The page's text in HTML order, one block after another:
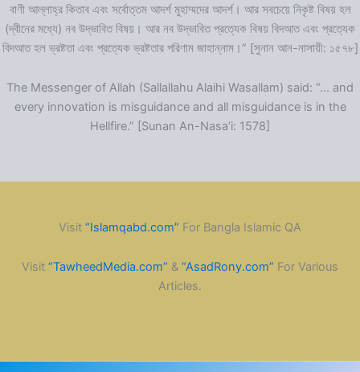
বাণী আল্লাহ্‌র কিতাব এবং সর্বোত্তম আদর্শ মুহাম্মদের আদর্শ। আর সবচেয়ে নিকৃষ্ট বিষয় হল
(দ্বীনের মধ্যে) নব উদ্ভাবিত বিষয়। আর নব উদ্ভাবিত প্রত্যেক বিষয় বিদআত এবং প্রত্যেক
বিদআত হল ভ্রষ্টতা এবং প্রত্যেক ভ্রষ্টতার পরিণাম জাহান্নাম।” [সুনান আন-নাসায়ী: ১৫৭৮]
The Messenger of Allah (Sallallahu Alaihi Wasallam) said: “… and
every innovation is misguidance and all misguidance is in the
Hellfire.” [Sunan An-Nasa’i: 1578]
Visit “Islamqabd.com” For Bangla Islamic QA
Visit “TawheedMedia.com” & “AsadRony.com” For Various
Articles.